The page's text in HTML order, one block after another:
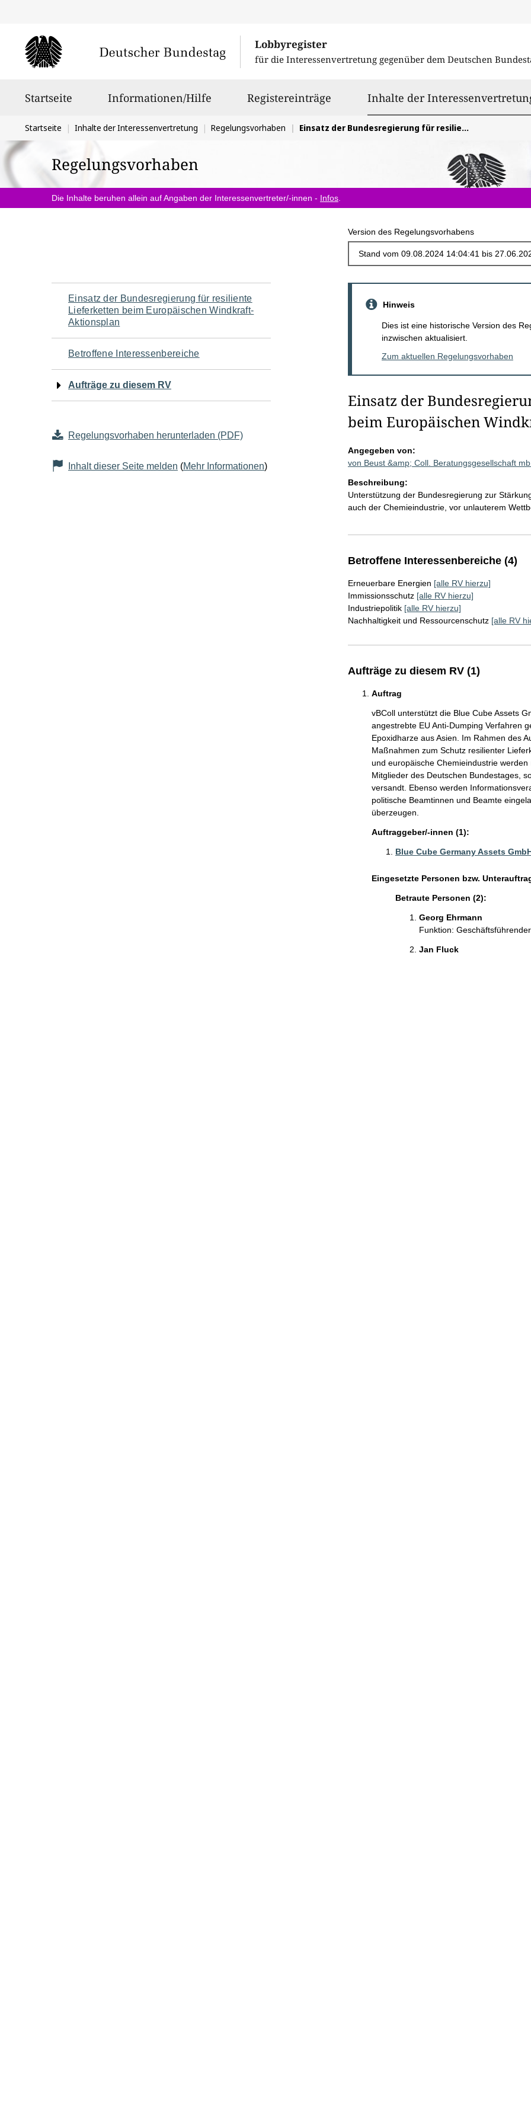
Lobbyregister
für die Interessenvertretung gegenüber dem Deutschen
Startseite Informationen/Hilfe Registereinträge Inhalte der
Sie
befinden
sich
hier:
Startseite Inhalte der Interessenvertretung Regelungsvorhaben Einsatz der Bundesregierung für resiliente Lieferketten beim Europäischen Windkraft-Aktionsplan
Regelungsvorhaben
Die Inhalte beruhen allein auf Angaben der Interessenvertreter/-innen - Infos
Version des Regelungsvorhabens
Navigation
für
den
Seiteninhalt
Einsatz der Bundesregierung für resiliente
Lieferketten beim Europäischen Windkraft-
Aktionsplan
Betroffene Interessenbereiche
Aufträge zu diesem RV
Regelungsvorhaben herunterladen (PDF)
Inhalt dieser Seite melden (Mehr Informationen)
Hinweis
Dies ist eine historische Version des
inzwischen aktualisiert.
Zum aktuellen Regelungsvorhaben
Einsatz der
beim Europäischen
Angegeben von:
von Beust &amp; Coll. Beratungsgesellschaft
Beschreibung:
Unterstützung der Bundesregierung zur
auch der Chemieindustrie, vor unlauterem
Betroffene Interessenbereiche (4)
Erneuerbare Energien [alle RV hierzu]
Immissionsschutz [alle RV hierzu]
Industriepolitik [alle RV hierzu]
Nachhaltigkeit und Ressourcenschutz [alle RV
Aufträge zu diesem RV (1)
Auftrag
vBColl unterstützt die Blue Cube Assets
angestrebte EU Anti-Dumping Verfahren
Epoxidharze aus Asien. Im Rahmen des
Maßnahmen zum Schutz resilienter
und europäische Chemieindustrie
Mitglieder des Deutschen Bundestages,
versandt. Ebenso werden
politische Beamtinnen und Beamte
überzeugen.
Auftraggeber/-innen (1):
Blue Cube Germany Assets
Eingesetzte Personen bzw.
Betraute Personen (2):
Georg Ehrmann
Funktion:
Jan Fluck